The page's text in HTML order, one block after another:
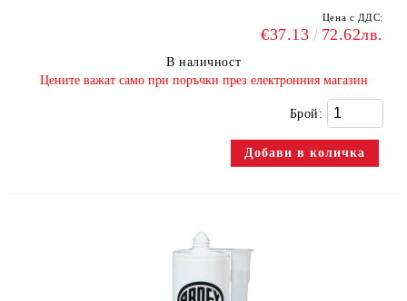
Цена с ДДС:
€37.13 72.62лв.
В наличност
​Цените важат само при поръчки през електронния магазин
Брой: